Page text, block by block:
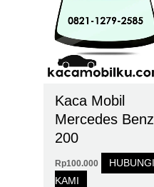
Kaca Mobil
Mercedes Benz
200
Rp100.000
HUBUNGI
KAMI